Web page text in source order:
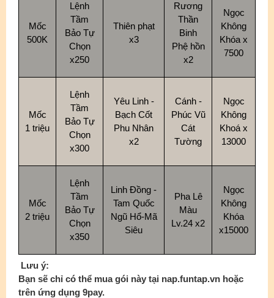
Mốc
500K
Lệnh
Tầm
Bảo Tự
Chọn
x250
Thiên phạt
x3
Rương
Thần
Binh
Phệ hồn
x2
Ngọc
Không
Khóa x
7500
Mốc
1 triệu
Lệnh
Tầm
Bảo Tự
Chọn
x300
Yêu Linh -
Bạch Cốt
Phu Nhân
x2
Cánh -
Phúc Vũ
Cát
Tường
Ngọc
Không
Khoá x
13000
Mốc
2 triệu
Lệnh
Tầm
Bảo Tự
Chọn
x350
Linh Đồng -
Tam Quốc
Ngũ Hổ-Mã
Siêu
Pha Lê
Màu
Lv.24 x2
Ngọc
Không
Khóa
x15000
Lưu ý:
Bạn sẽ chỉ có thể mua gói này tại nap.funtap.vn hoặc
trên ứng dụng 9pay.